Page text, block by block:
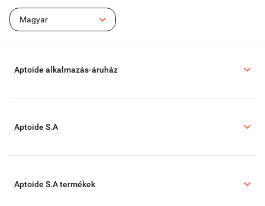
Magyar
Aptoide alkalmazás-áruház
Aptoide S.A
Aptoide S.A termékek